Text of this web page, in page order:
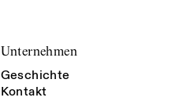
Unternehmen
Geschichte
Kontakt